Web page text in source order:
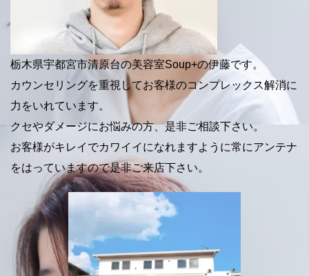
栃木県宇都宮市清原台の美容室Soup+の伊藤です。
カウンセリングを重視してお客様のコンプレックス解消に
力をいれています。
クセやダメージにお悩みの方、是非ご相談下さい。
お客様がキレイでカワイイになれますように常にアンテナ
をはっていますので是非ご来店下さい。